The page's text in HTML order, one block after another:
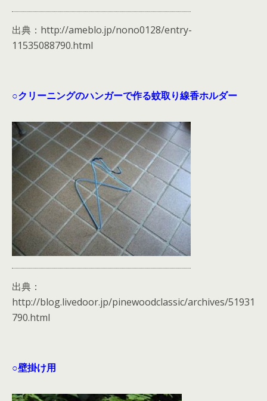
出典：http://ameblo.jp/nono0128/entry-
11535088790.html
○クリーニングのハンガーで作る蚊取り線香ホルダー
出典：
http://blog.livedoor.jp/pinewoodclassic/archives/51931
790.html
○壁掛け用